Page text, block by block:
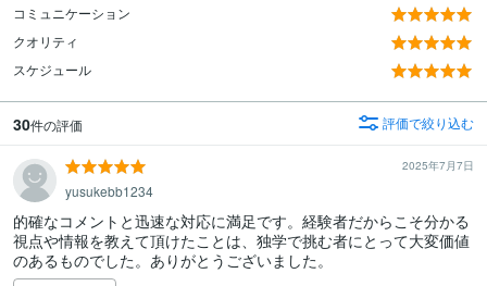
コミュニケーション
クオリティ
スケジュール
30件の評価 評価で絞り込む
2025年7月7日
yusukebb1234
的確なコメントと迅速な対応に満足です。経験者だからこそ分かる
視点や情報を教えて頂けたことは、独学で挑む者にとって大変価値
のあるものでした。ありがとうございました。